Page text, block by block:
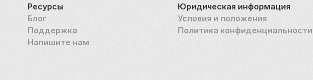
Ресурсы
Блог
Поддержка
Напишите нам
Юридическая информация
Условия и положения
Политика конфиденциальности